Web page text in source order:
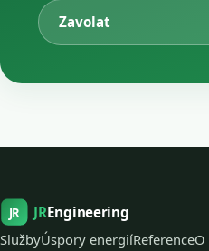
Zavolat
JR JREngineering
SlužbyÚspory energiíReferenceO